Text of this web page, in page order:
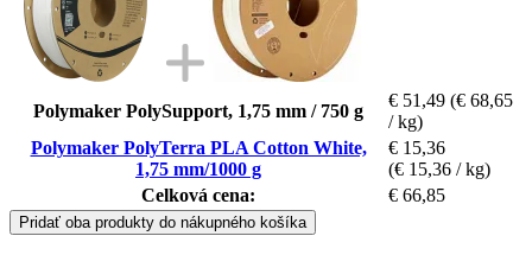
Polymaker PolySupport, 1,75 mm / 750 g
€ 51,49 (€ 68,65
/ kg)
Polymaker PolyTerra PLA Cotton White,
1,75 mm/1000 g
€ 15,36
(€ 15,36 / kg)
Celková cena:
€ 66,85
Pridať oba produkty do nákupného košíka